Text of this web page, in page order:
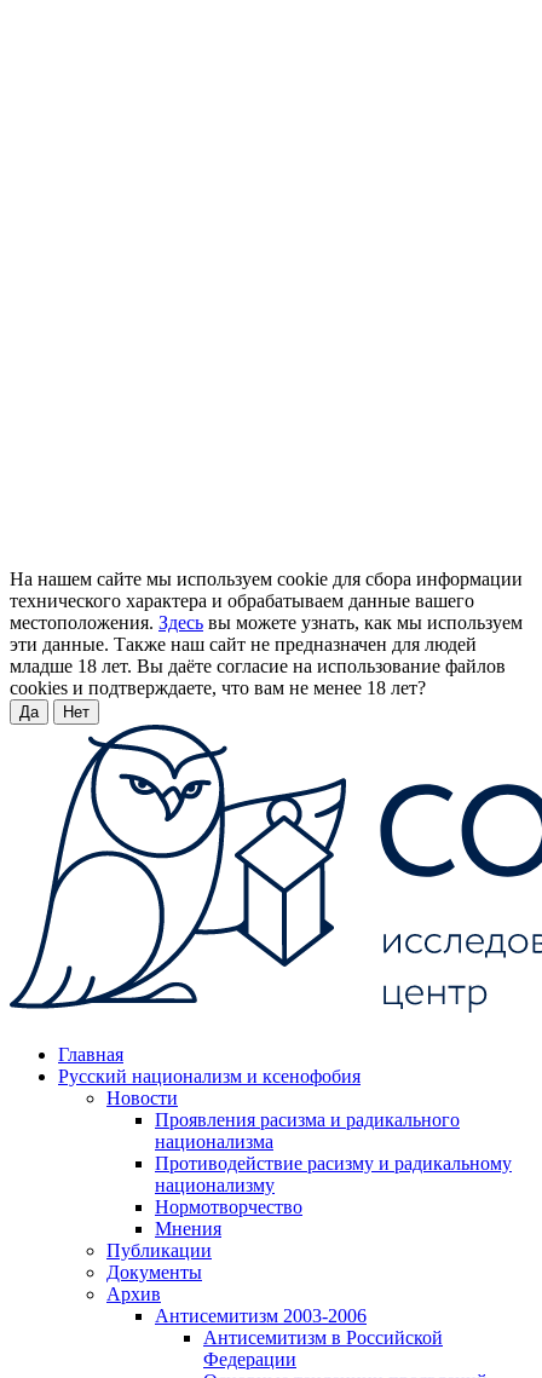
На нашем сайте мы используем cookie для сбора информации
технического характера и обрабатываем данные вашего
местоположения. Здесь вы можете узнать, как мы используем
эти данные. Также наш сайт не предназначен для людей
младше 18 лет. Вы даёте согласие на использование файлов
cookies и подтверждаете, что вам не менее 18 лет?
Да Нет
Главная
Русский национализм и ксенофобия
Новости
Проявления расизма и радикального
национализма
Противодействие расизму и радикальному
национализму
Нормотворчество
Мнения
Публикации
Документы
Архив
Антисемитизм 2003-2006
Антисемитизм в Российской
Федерации